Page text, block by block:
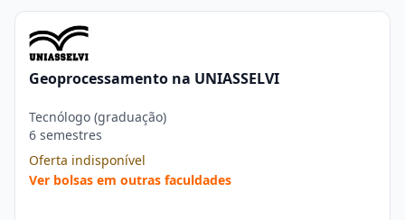
Geoprocessamento na UNIASSELVI
Tecnólogo (graduação)
6 semestres
Oferta indisponível
Ver bolsas em outras faculdades